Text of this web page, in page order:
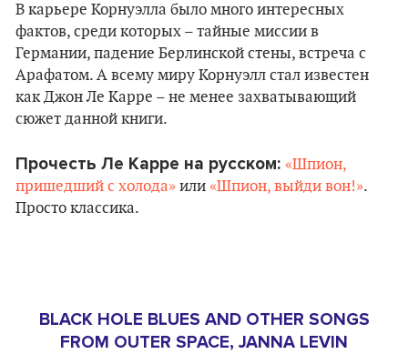
В карьере Корнуэлла было много интересных
фактов, среди которых – тайные миссии в
Германии, падение Берлинской стены, встреча с
Арафатом. А всему миру Корнуэлл стал известен
как Джон Ле Карре – не менее захватывающий
сюжет данной книги.
Прочесть Ле Карре на русском: «Шпион,
пришедший с холода» или «Шпион, выйди вон!».
Просто классика.
BLACK HOLE BLUES AND OTHER SONGS
FROM OUTER SPACE, JANNA LEVIN